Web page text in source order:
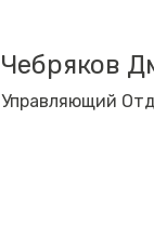
Чебряков
Управляющий